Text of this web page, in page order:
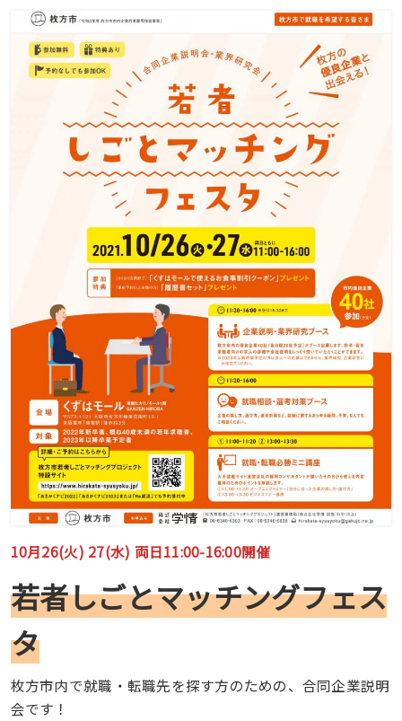
10月26(火) 27(水) 両日11:00-16:00開催
若者しごとマッチングフェス
タ
枚方市内で就職・転職先を探す方のための、合同企業説明
会です！